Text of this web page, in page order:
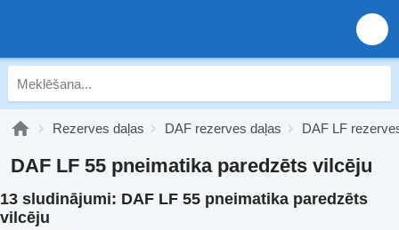
Rezerves daļas DAF rezerves daļas DAF LF
DAF LF 55 pneimatika paredzēts vilcēju
13 sludinājumi: DAF LF 55 pneimatika paredzēts
vilcēju